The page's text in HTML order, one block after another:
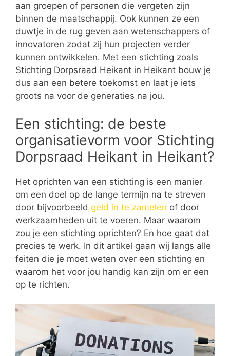
aan groepen of personen die vergeten zijn
binnen de maatschappij. Ook kunnen ze een
duwtje in de rug geven aan wetenschappers of
innovatoren zodat zij hun projecten verder
kunnen ontwikkelen. Met een stichting zoals
Stichting Dorpsraad Heikant in Heikant bouw je
dus aan een betere toekomst en laat je iets
groots na voor de generaties na jou.
Een stichting: de beste
organisatievorm voor Stichting
Dorpsraad Heikant in Heikant?
Het oprichten van een stichting is een manier
om een doel op de lange termijn na te streven
door bijvoorbeeld geld in te zamelen of door
werkzaamheden uit te voeren. Maar waarom
zou je een stichting oprichten? En hoe gaat dat
precies te werk. In dit artikel gaan wij langs alle
feiten die je moet weten over een stichting en
waarom het voor jou handig kan zijn om er een
op te richten.